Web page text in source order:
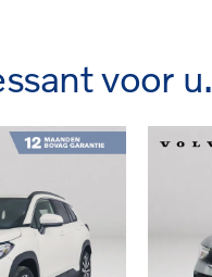
voor u.